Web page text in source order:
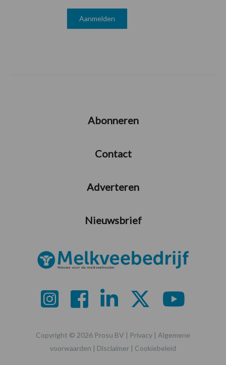
Abonneren
Contact
Adverteren
Nieuwsbrief
Copyright © 2026 Prosu BV | Privacy | Algemene
voorwaarden | Disclaimer | Cookiebeleid